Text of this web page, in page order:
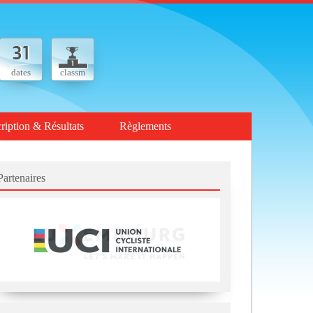
dates classm
& Résultats Règlements